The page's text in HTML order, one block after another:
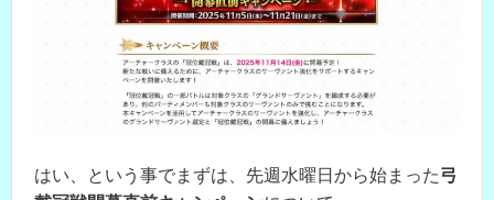
はい、という事でまずは、先週水曜日から始まった弓